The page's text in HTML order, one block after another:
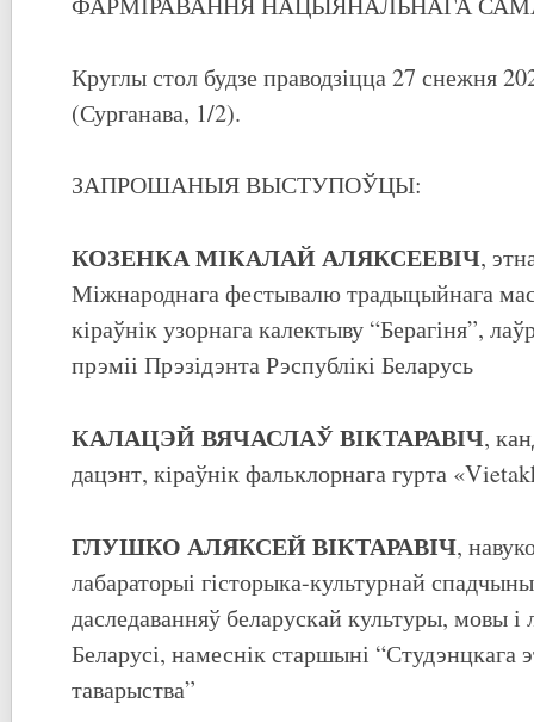
Круглы стол будзе праводзіцца 27 снежня
(Сурганава, 1/2).
ЗАПРОШАНЫЯ ВЫСТУПОЎЦЫ:
КОЗЕНКА МІКАЛАЙ АЛЯКСЕЕВІЧ,
Міжнароднага фестывалю традыцыйнага
кіраўнік узорнага калектыву “Берагіня”,
прэміі Прэзідэнта Рэспублікі Беларусь
КАЛАЦЭЙ ВЯЧАСЛАЎ ВІКТАРАВІЧ,
дацэнт, кіраўнік фальклорнага гурта
ГЛУШКО АЛЯКСЕЙ ВІКТАРАВІЧ,
лабараторыі гісторыка-культурнай
даследаванняў беларускай культуры, мовы
Беларусі, намеснік старшыні “Студэнцкага
таварыства”